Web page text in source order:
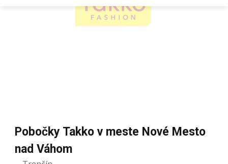
Pobočky Takko v meste Nové Mesto
nad Váhom